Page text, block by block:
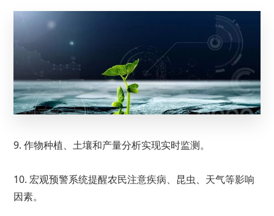
9. 作物种植、土壤和产量分析实现实时监测。
10. 宏观预警系统提醒农民注意疾病、昆虫、天气等影响
因素。